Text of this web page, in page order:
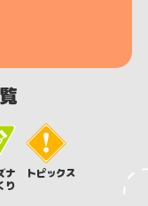
ナ
り
トピックス